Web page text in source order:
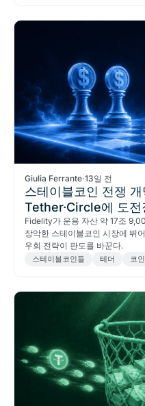
Giulia Ferrante·13일 전
스테이블코인 전쟁
Tether·Circle에 도전
Fidelity가 운용 자산 약 17조
장악한 스테이블코인 시장에 뛰
우회 전략이 판도를 바꾼다.
스테이블코인들 테더 코